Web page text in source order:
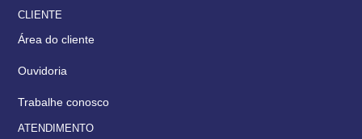
CLIENTE
Área do cliente
Ouvidoria
Trabalhe conosco
ATENDIMENTO